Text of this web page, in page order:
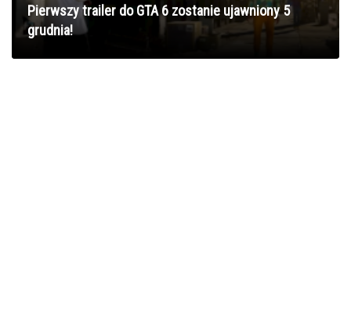
Pierwszy trailer do GTA 6 zostanie ujawniony 5
grudnia!